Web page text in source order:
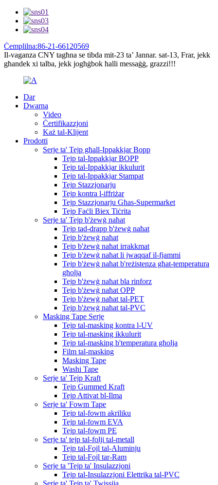
Ċemplilna:86-21-66120569
Il-vaganza CNY tagħna se tibda mit-23 ta’ Jannar. sat-13, Frar, jekk
għandek xi talba, jekk jogħġbok ħalli messaġġ, grazzi!!!
Dar
Dwarna
Video
Ċertifikazzjoni
Każ tal-Klijent
Prodotti
Serje ta' Tejp għall-Ippakkjar Bopp
Tejp tal-Ippakkjar BOPP
Tejp tal-Ippakkjar ikkulurit
Tejp tal-Ippakkjar Stampat
Tejp Stazzjonarju
Tejp kontra l-iffriżar
Tejp Stazzjonarju Għas-Supermarket
Tejp Faċli Biex Tiċrita
Serje ta' Tejp b'żewġ naħat
Tejp tad-drapp b'żewġ naħat
Tejp b'żewġ naħat
Tejp b'żewġ naħat irrakkmat
Tejp b'żewġ naħat li jwaqqaf il-fjammi
Tejp b'żewġ naħat b'reżistenza għat-temperatura
għolja
Tejp b'żewġ naħat bla rinforz
Tejp b'żewġ naħat OPP
Tejp b'żewġ naħat tal-PET
Tejp b'żewġ naħat tal-PVC
Masking Tape Serje
Tejp tal-masking kontra l-UV
Tejp tal-masking ikkulurit
Tejp tal-masking b'temperatura għolja
Film tal-masking
Masking Tape
Washi Tape
Serje ta' Tejp Kraft
Tejp Gummed Kraft
Tejp Attivat bl-Ilma
Serje ta' Fowm Tape
Tejp tal-fowm akriliku
Tejp tal-fowm EVA
Tejp tal-fowm PE
Serje ta' tejp tal-folji tal-metall
Tejp tal-Fojl tal-Aluminju
Tejp tal-Fojl tar-Ram
Serje ta 'Tejp ta' Insulazzjoni
Tejp tal-Insulazzjoni Elettrika tal-PVC
Serje ta' Tejp ta' Twissija